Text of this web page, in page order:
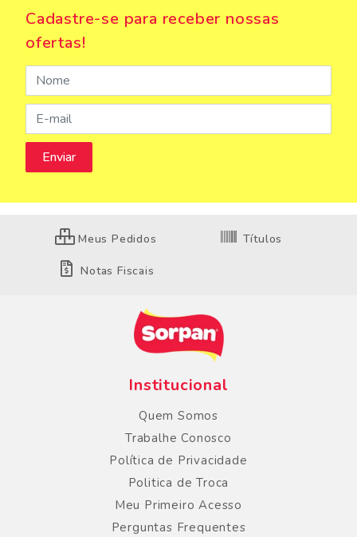
Cadastre-se para receber nossas
ofertas!
Meus Pedidos Títulos
Notas Fiscais
Institucional
Quem Somos
Trabalhe Conosco
Política de Privacidade
Politica de Troca
Meu Primeiro Acesso
Perguntas Frequentes